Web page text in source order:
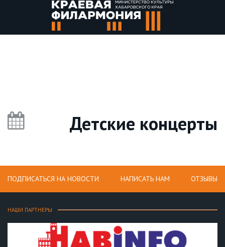
Детские концерты
ПОДПИСАТЬСЯ НА НОВОСТИ НАПИСАТЬ НАМ ОТЗЫВЫ
НАШИ ПАРТНЕРЫ